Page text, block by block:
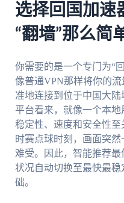
选择回国加速
“翻墙”那么简
你需要的是一个专门为“
像普通VPN那样将你的
准地连接到位于中国大
平台看来，就像一个本
稳定性、速度和安全性
时赛点球时刻，画面突
难受。因此，智能推荐
状况自动切换至最快最
础。